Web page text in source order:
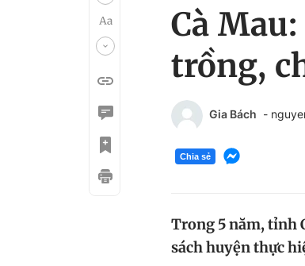
Cà
trồng,
Gia Bách -
Chia sẻ
Trong 5 năm, tỉnh
sách huyện thực